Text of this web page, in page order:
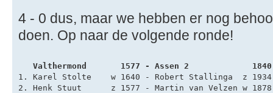
4 - 0 dus, maar we hebben er nog
doen. Op naar de volgende ronde!
Valthermond       1577 - Assen 2
1. Karel Stolte    w 1640 - Robert Stallinga  z
2. Henk Stuut      z 1577 - Martin van Velzen w